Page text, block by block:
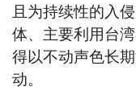
且为持续性的入
体、主要利用台
得以不动声色长
动。